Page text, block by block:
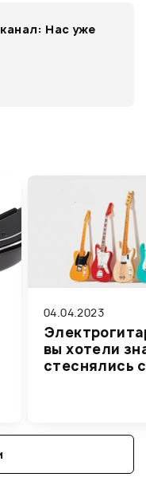
Нас уже
04.04.2023
вы хотели
стеснялись